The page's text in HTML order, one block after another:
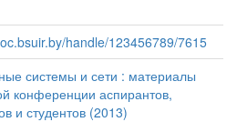
handle/123456789/7615
системы и сети : материалы
конференции аспирантов,
и студентов (2013)